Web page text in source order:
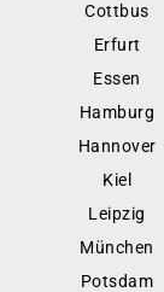
Cottbus
Erfurt
Essen
Hamburg
Hannover
Kiel
Leipzig
München
Potsdam